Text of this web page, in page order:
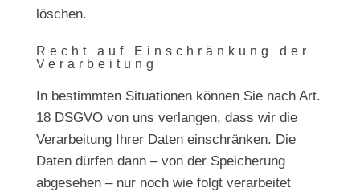
löschen.
Recht auf Einschränkung der
Verarbeitung
In bestimmten Situationen können Sie nach Art.
18 DSGVO von uns verlangen, dass wir die
Verarbeitung Ihrer Daten einschränken. Die
Daten dürfen dann – von der Speicherung
abgesehen – nur noch wie folgt verarbeitet